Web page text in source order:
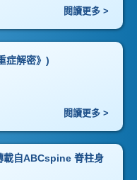
閱讀更多 >
症解密》)
閱讀更多 >
載自ABCspine 脊柱身